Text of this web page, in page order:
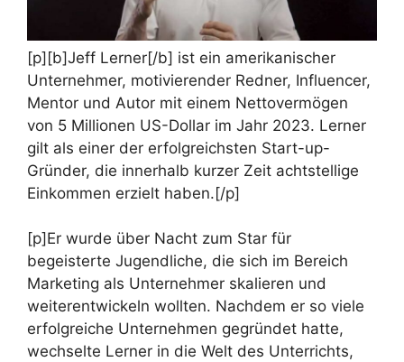
[p][b]Jeff Lerner[/b] ist ein amerikanischer
Unternehmer, motivierender Redner, Influencer,
Mentor und Autor mit einem Nettovermögen
von 5 Millionen US-Dollar im Jahr 2023. Lerner
gilt als einer der erfolgreichsten Start-up-
Gründer, die innerhalb kurzer Zeit achtstellige
Einkommen erzielt haben.[/p]
[p]Er wurde über Nacht zum Star für
begeisterte Jugendliche, die sich im Bereich
Marketing als Unternehmer skalieren und
weiterentwickeln wollten. Nachdem er so viele
erfolgreiche Unternehmen gegründet hatte,
wechselte Lerner in die Welt des Unterrichts,